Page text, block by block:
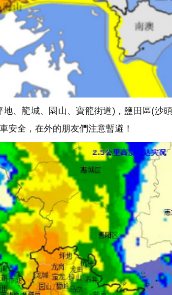
、龍城、園山、寶龍街道)，鹽田區(沙
安全，在外的朋友們注意暫避！